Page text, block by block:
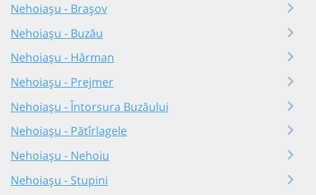
Nehoiașu - Brașov
Nehoiașu - Buzău
Nehoiașu - Hărman
Nehoiașu - Prejmer
Nehoiașu - Întorsura Buzăului
Nehoiașu - Pătîrlagele
Nehoiașu - Nehoiu
Nehoiașu - Stupini